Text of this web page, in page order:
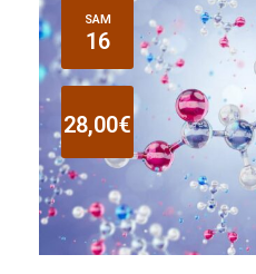
SAM
16
28,00€